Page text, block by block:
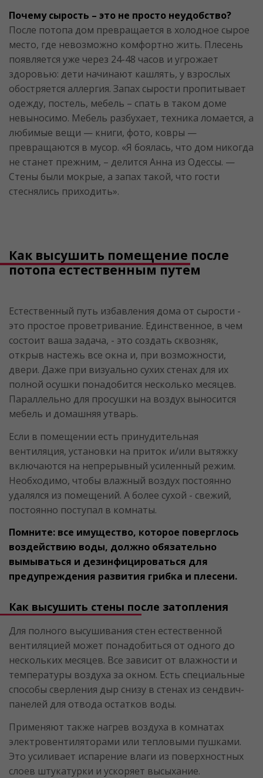
Почему сырость – это не просто неудобство?
После потопа дом превращается в холодное сырое
место, где невозможно комфортно жить. Плесень
появляется уже через 24-48 часов и угрожает
здоровью: дети начинают кашлять, у взрослых
обостряется аллергия. Запах сырости пропитывает
одежду, постель, мебель – спать в таком доме
невыносимо. Мебель разбухает, техника ломается, а
любимые вещи — книги, фото, ковры —
превращаются в мусор. «Я боялась, что дом никогда
не станет прежним, – делится Анна из Одессы. —
Стены были мокрые, а запах такой, что гости
стеснялись приходить».
Как высушить помещение после
потопа естественным путем
Естественный путь избавления дома от сырости -
это простое проветривание. Единственное, в чем
состоит ваша задача, - это создать сквозняк,
открыв настежь все окна и, при возможности,
двери. Даже при визуально сухих стенах для их
полной осушки понадобится несколько месяцев.
Параллельно для просушки на воздух выносится
мебель и домашняя утварь.
Если в помещении есть принудительная
вентиляция, установки на приток и/или вытяжку
включаются на непрерывный усиленный режим.
Необходимо, чтобы влажный воздух постоянно
удалялся из помещений. А более сухой - свежий,
постоянно поступал в комнаты.
Помните: все имущество, которое поверглось
воздействию воды, должно обязательно
вымываться и дезинфицироваться для
предупреждения развития грибка и плесени.
Как высушить стены после затопления
Для полного высушивания стен естественной
вентиляцией может понадобиться от одного до
нескольких месяцев. Все зависит от влажности и
температуры воздуха за окном. Есть специальные
способы сверления дыр снизу в стенах из сендвич-
панелей для отвода остатков воды.
Применяют также нагрев воздуха в комнатах
электровентиляторами или тепловыми пушками.
Это усиливает испарение влаги из поверхностных
слоев штукатурки и ускоряет высыхание.